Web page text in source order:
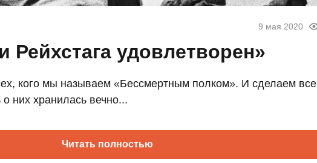
9 мая 2020
Рейхстага удовлетворен»
кого мы называем «Бессмертным полком». И сделаем все
них хранилась вечно...
Читать полностью